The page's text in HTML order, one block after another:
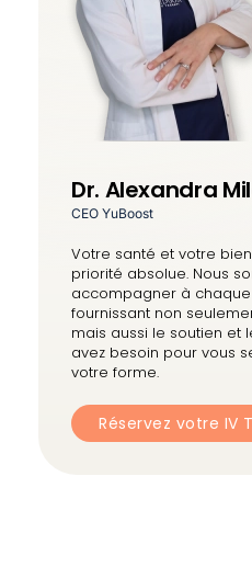
Dr. Alexandra
CEO YuBoost
Votre santé et votre
priorité absolue. Nous
accompagner à
fournissant non
mais aussi le soutien et
avez besoin pour vous
votre forme.
Réservez votre IV